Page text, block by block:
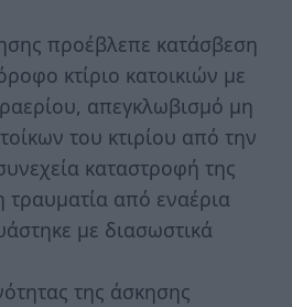
προέβλεπε κατάσβεση
κτίριο κατοικιών με
απεγκλωβισμό μη
του κτιρίου από την
καταστροφή της
τραυματία από εναέρια
με διασωστικά
της άσκησης